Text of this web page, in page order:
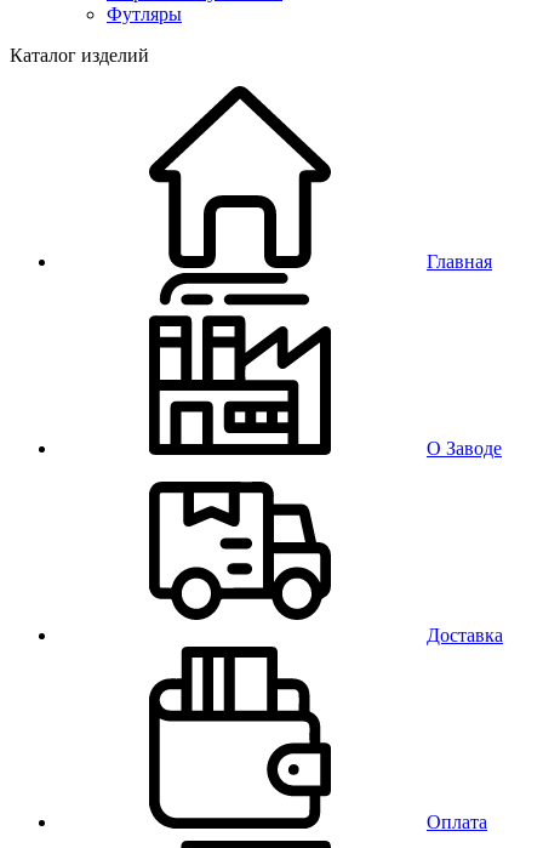
Футляры
Каталог изделий
Главная
О Заводе
Доставка
Оплата